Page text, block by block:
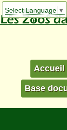
Select Language ▼
Accueil
Base